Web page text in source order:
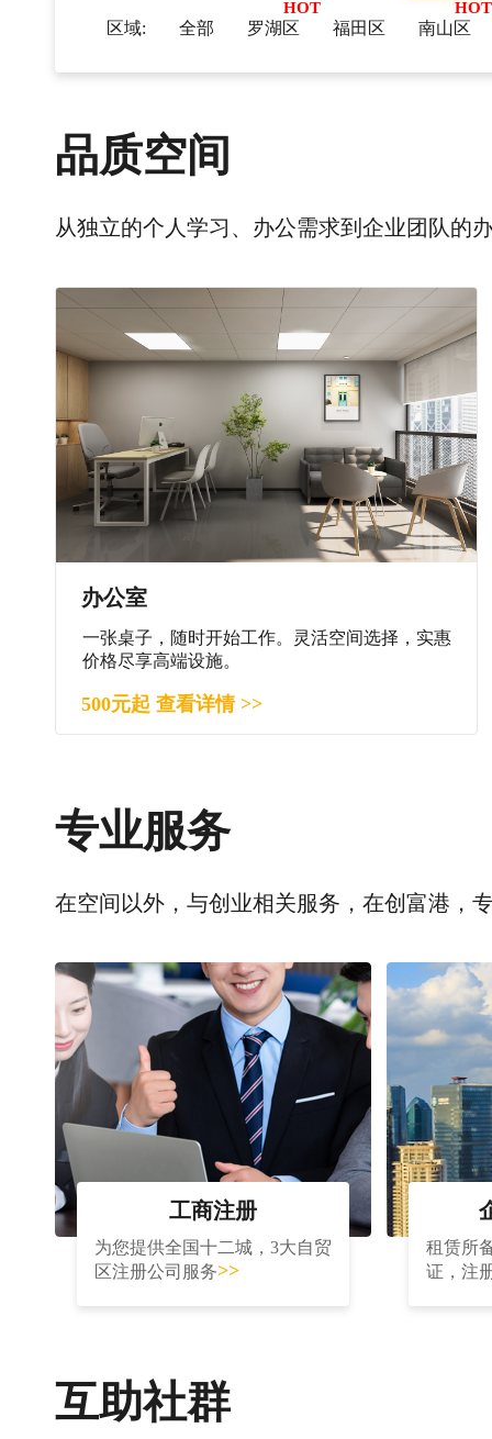
区域: 全部 罗湖区 福田区 南山区
品质空间
从独立的个人学习、办公需求到企业团队的
办公室
一张桌子，随时开始工作。灵活空间选择，实惠
价格尽享高端设施。
500元起 查看详情 >>
专业服务
在空间以外，与创业相关服务，在创富港，
工商注册
为您提供全国十二城，3大自贸
区注册公司服务>>
租赁所
证，注
互助社群